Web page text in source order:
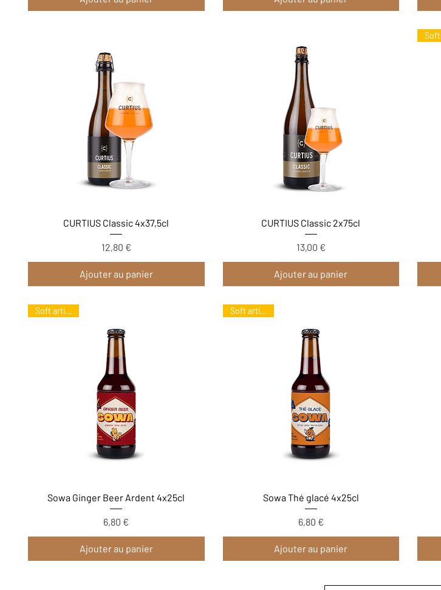
Aperçu rapide
CURTIUS Classic 4x37,5cl
Prix
12,80 €
Ajouter au panier
Aperçu rapide
CURTIUS Classic 2x75cl
Prix
13,00 €
Ajouter au panier
Aperçu rapide
Soft artisanal
Sowa Ginger Beer Ardent 4x25cl
Prix
6,80 €
Ajouter au panier
Aperçu rapide
Soft artisanal
Sowa Thé glacé 4x25cl
Prix
6,80 €
Ajouter au panier